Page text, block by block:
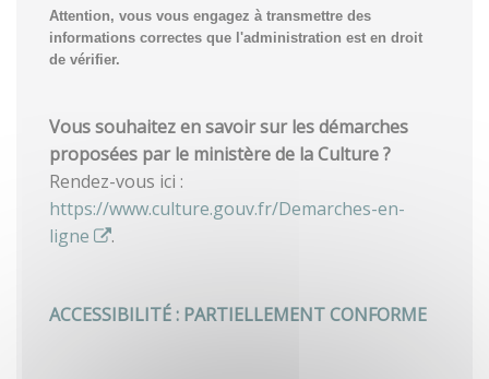
Attention, vous vous engagez à transmettre des
informations correctes que l'administration est en droit
de vérifier.
Vous souhaitez en savoir sur les démarches
proposées par le ministère de la Culture ?
Rendez-vous ici :
https://www.culture.gouv.fr/Demarches-en-
ligne
.
ACCESSIBILITÉ : PARTIELLEMENT CONFORME